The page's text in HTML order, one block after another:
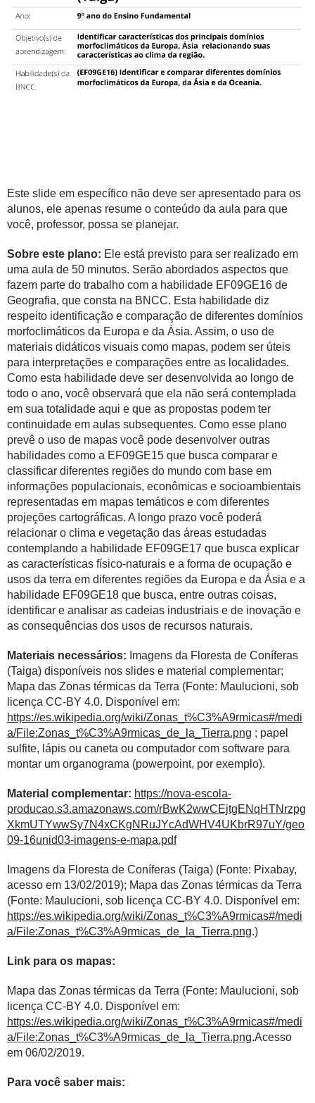
Este slide em específico não deve ser apresentado para os
alunos, ele apenas resume o conteúdo da aula para que
você, professor, possa se planejar.
Sobre este plano: Ele está previsto para ser realizado em
uma aula de 50 minutos. Serão abordados aspectos que
fazem parte do trabalho com a habilidade EF09GE16 de
Geografia, que consta na BNCC. Esta habilidade diz
respeito identificação e comparação de diferentes domínios
morfoclimáticos da Europa e da Ásia. Assim, o uso de
materiais didáticos visuais como mapas, podem ser úteis
para interpretações e comparações entre as localidades.
Como esta habilidade deve ser desenvolvida ao longo de
todo o ano, você observará que ela não será contemplada
em sua totalidade aqui e que as propostas podem ter
continuidade em aulas subsequentes. Como esse plano
prevê o uso de mapas você pode desenvolver outras
habilidades como a EF09GE15 que busca comparar e
classificar diferentes regiões do mundo com base em
informações populacionais, econômicas e socioambientais
representadas em mapas temáticos e com diferentes
projeções cartográficas. A longo prazo você poderá
relacionar o clima e vegetação das áreas estudadas
contemplando a habilidade EF09GE17 que busca explicar
as características físico-naturais e a forma de ocupação e
usos da terra em diferentes regiões da Europa e da Ásia e a
habilidade EF09GE18 que busca, entre outras coisas,
identificar e analisar as cadeias industriais e de inovação e
as consequências dos usos de recursos naturais.
Materiais necessários: Imagens da Floresta de Coníferas
(Taiga) disponíveis nos slides e material complementar;
Mapa das Zonas térmicas da Terra (Fonte: Maulucioni, sob
licença CC-BY 4.0. Disponível em:
https://es.wikipedia.org/wiki/Zonas_t%C3%A9rmicas#/medi
a/File:Zonas_t%C3%A9rmicas_de_la_Tierra.png ; papel
sulfite, lápis ou caneta ou computador com software para
montar um organograma (powerpoint, por exemplo).
Material complementar: https://nova-escola-
producao.s3.amazonaws.com/rBwK2wwCEjtgENqHTNrzpg
XkmUTYwwSy7N4xCKgNRuJYcAdWHV4UKbrR97uY/geo
09-16unid03-imagens-e-mapa.pdf
Imagens da Floresta de Coníferas (Taiga) (Fonte: Pixabay,
acesso em 13/02/2019); Mapa das Zonas térmicas da Terra
(Fonte: Maulucioni, sob licença CC-BY 4.0. Disponível em:
https://es.wikipedia.org/wiki/Zonas_t%C3%A9rmicas#/medi
a/File:Zonas_t%C3%A9rmicas_de_la_Tierra.png.)
Link para os mapas:
Mapa das Zonas térmicas da Terra (Fonte: Maulucioni, sob
licença CC-BY 4.0. Disponível em:
https://es.wikipedia.org/wiki/Zonas_t%C3%A9rmicas#/medi
a/File:Zonas_t%C3%A9rmicas_de_la_Tierra.png.Acesso
em 06/02/2019.
Para você saber mais: